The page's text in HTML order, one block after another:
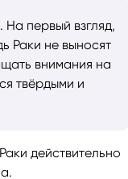
первый взгляд,
Раки не выносят
внимания на
твёрдыми и
действительно